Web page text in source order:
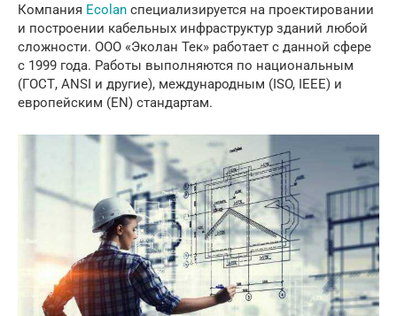
Компания Ecolan специализируется на проектировании
и построении кабельных инфраструктур зданий любой
сложности. ООО «Эколан Тек» работает с данной сфере
с 1999 года. Работы выполняются по национальным
(ГОСТ, ANSI и другие), международным (ISO, IEEE) и
европейским (EN) стандартам.